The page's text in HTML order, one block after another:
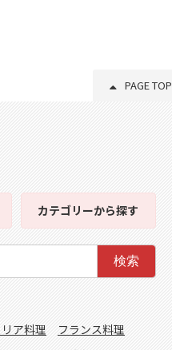
PAGE TOP
カテゴリーから探す
検索
ア料理
フランス料理